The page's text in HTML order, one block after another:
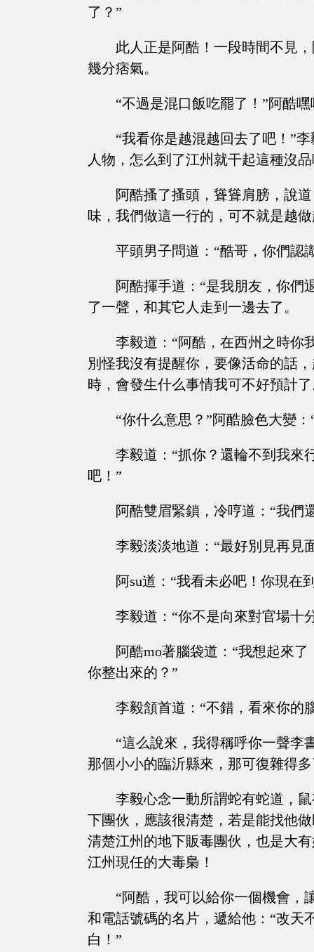
了？”
此人正是阿酷！一段時間不見
幾分痞氣。
“不過是混口飯吃罷了！”阿酷
“我看你是越混越回去了吧！”
人物，怎么到了江州就干起這種沒
阿酷搔了搔頭，聳聳肩膀，說
味，我們做這一行的，可不就是越
平頭男子問道：“酷哥，你們認
阿酷揮手道：“是我朋友，你們
了一聲，和其它人走到一邊去了。
李毅道：“阿酷，在西州之時你
別怪我沒有提醒你，要像活命的話
時，會發生什么事情我可不好預計了
“你什么意思？”阿酷臉色大變
李毅道：“抓你？還輪不到我來
吧！”
阿酷雙眉緊鎖，冷哼道：“我們
李毅淡淡地道：“最好別見再見
阿su道：“我看未必吧！你現在
李毅道：“你不是向來對官場十
阿酷mo著腦袋道：“我想起來
你整出來的？”
李毅頷首道：“不錯，看來你的
“這么說來，我得稱呼你一聲李
那個小小的臨沂縣來，那可復雜得多
李毅心念一動所謂蛇有蛇道，
下團伙，應該很清楚，若是能找他
清楚江州的地下販毒團伙，也是大
江州現任的大毒梟！
“阿酷，我可以給你一個機會，
和電話號碼的名片，遞給他：“改天
白！”